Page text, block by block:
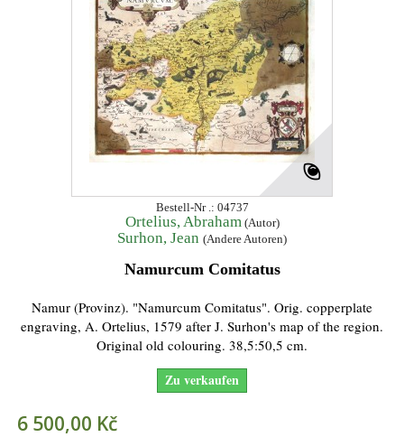
Bestell-Nr .: 04737
Ortelius, Abraham(Autor)
Surhon, Jean (Andere Autoren)
Namurcum Comitatus
Namur (Provinz). "Namurcum Comitatus". Orig. copperplate
engraving, A. Ortelius, 1579 after J. Surhon's map of the region.
Original old colouring. 38,5:50,5 cm.
Zu verkaufen
6 500,00 Kč